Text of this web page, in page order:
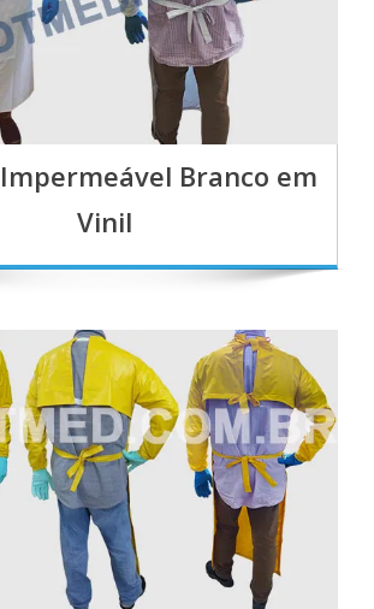
Branco em
Vinil